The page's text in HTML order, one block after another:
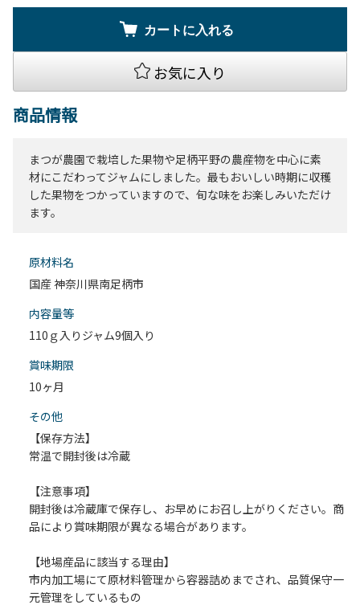
カートに入れる
お気に入り
商品情報
まつが農園で栽培した果物や足柄平野の農産物を中心に素
材にこだわってジャムにしました。最もおいしい時期に収穫
した果物をつかっていますので、旬な味をお楽しみいただけ
ます。
原材料名
国産 神奈川県南足柄市
内容量等
110ｇ入りジャム9個入り
賞味期限
10ヶ月
その他
【保存方法】
常温で開封後は冷蔵
【注意事項】
開封後は冷蔵庫で保存し、お早めにお召し上がりください。商
品により賞味期限が異なる場合があります。
【地場産品に該当する理由】
市内加工場にて原材料管理から容器詰めまでされ、品質保守一
元管理をしているもの